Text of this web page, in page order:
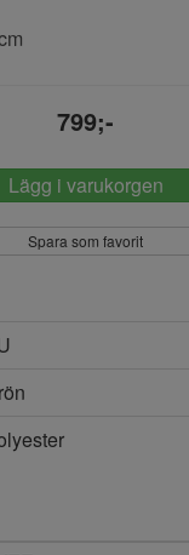
799;-
Lägg i varukorgen
Spara som favorit